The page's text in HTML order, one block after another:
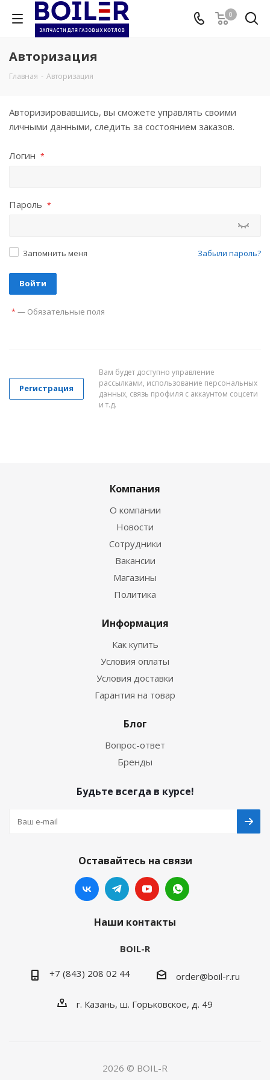
0
Авторизация
Главная - Авторизация
Авторизировавшись, вы сможете управлять своими
личными данными, следить за состоянием заказов.
Логин *
Пароль *
Забыли пароль?
Запомнить меня
* — Обязательные поля
Регистрация
Вам будет доступно управление
рассылками, использование персональных
данных, связь профиля с аккаунтом соцсети
и т.д.
Компания
О компании
Новости
Сотрудники
Вакансии
Магазины
Политика
Информация
Как купить
Условия оплаты
Условия доставки
Гарантия на товар
Блог
Вопрос-ответ
Бренды
Будьте всегда в курсе!
Оставайтесь на связи
Наши контакты
BOIL-R
+7 (843) 208 02 44 order@boil-r.ru
г. Казань, ш. Горьковское, д. 49
2026 © BOIL-R